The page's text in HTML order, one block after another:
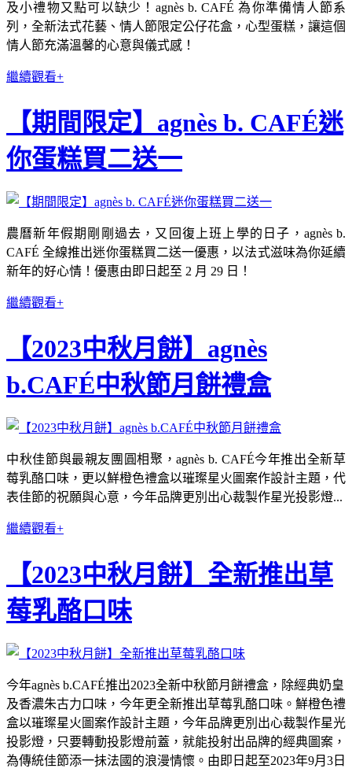
及小禮物又點可以缺少！agnès b. CAFÉ 為你準備情人節系
列，全新法式花藝、情人節限定公仔花盒，心型蛋糕，讓這個
情人節充滿溫馨的心意與儀式感！
繼續觀看+
【期間限定】agnès b. CAFÉ迷
你蛋糕買二送一
農曆新年假期剛剛過去，又回復上班上學的日子，agnès b.
CAFÉ 全線推出迷你蛋糕買二送一優惠，以法式滋味為你延續
新年的好心情！優惠由即日起至 2 月 29 日！
繼續觀看+
【2023中秋月餅】agnès
b.CAFÉ中秋節月餅禮盒
中秋佳節與最親友團圓相聚，agnès b. CAFÉ今年推出全新草
莓乳酪口味，更以鮮橙色禮盒以璀璨星火圖案作設計主題，代
表佳節的祝願與心意，今年品牌更別出心裁製作星光投影燈...
繼續觀看+
【2023中秋月餅】全新推出草
莓乳酪口味
今年agnès b.CAFÉ推出2023全新中秋節月餅禮盒，除經典奶皇
及香濃朱古力口味，今年更全新推出草莓乳酪口味。鮮橙色禮
盒以璀璨星火圖案作設計主題，今年品牌更別出心裁製作星光
投影燈，只要轉動投影燈前蓋，就能投射出品牌的經典圖案，
為傳統佳節添一抺法國的浪漫情懷。由即日起至2023年9月3日